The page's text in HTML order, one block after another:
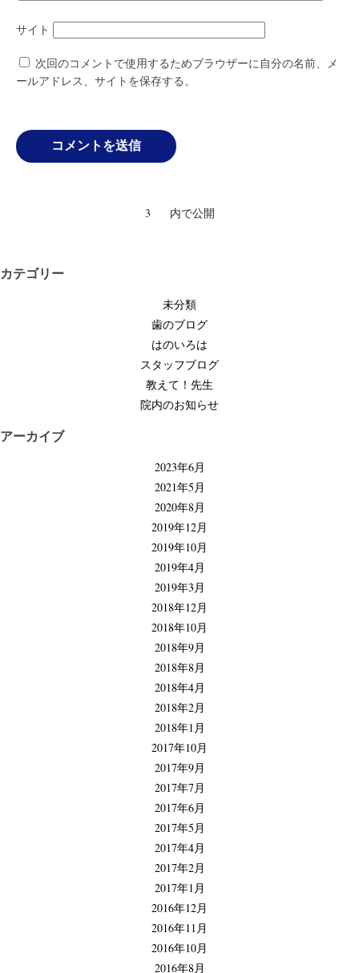
サイト
次回のコメントで使用するためブラウザーに自分の名前、メ
ールアドレス、サイトを保存する。
ビ
3 内で公開
カテゴリー
未分類
歯のブログ
はのいろは
スタッフブログ
教えて！先生
院内のお知らせ
アーカイブ
2023年6月
2021年5月
2020年8月
2019年12月
2019年10月
2019年4月
2019年3月
2018年12月
2018年10月
2018年9月
2018年8月
2018年4月
2018年2月
2018年1月
2017年10月
2017年9月
2017年7月
2017年6月
2017年5月
2017年4月
2017年2月
2017年1月
2016年12月
2016年11月
2016年10月
2016年8月